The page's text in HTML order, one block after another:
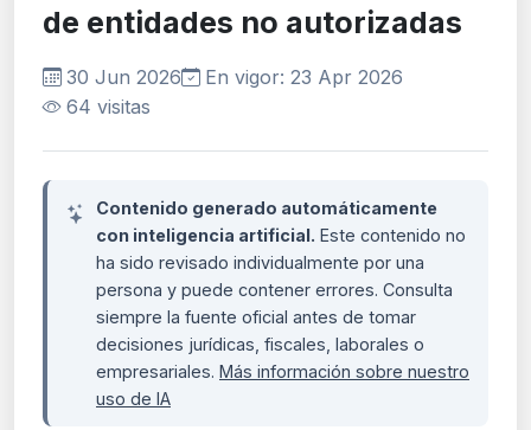
de entidades no autorizadas
30 Jun 2026
En vigor: 23 Apr 2026
64 visitas
Contenido generado automáticamente
con inteligencia artificial. Este contenido no
ha sido revisado individualmente por una
persona y puede contener errores. Consulta
siempre la fuente oficial antes de tomar
decisiones jurídicas, fiscales, laborales o
empresariales. Más información sobre nuestro
uso de IA